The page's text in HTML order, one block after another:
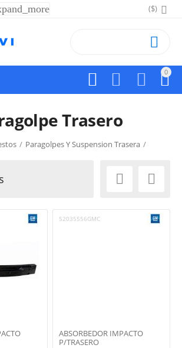
($)
0

 


Trasero
/ Paragolpes Y Suspension Trasera /
 
52035556GMC
ABSORBEDOR IMPACTO
P/TRASERO